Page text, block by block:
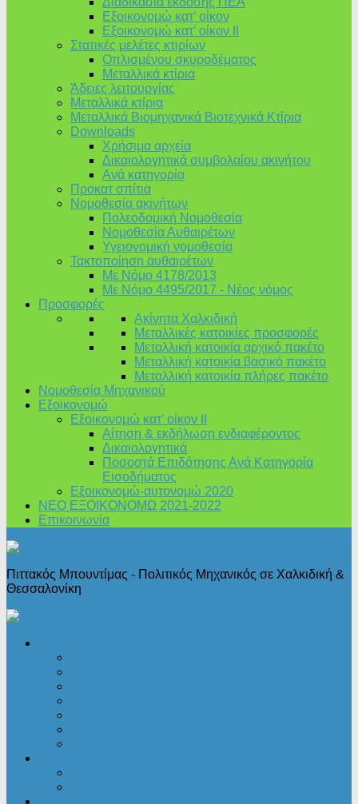
Εξοικονομώ κατ’ οίκoν
Εξοικονομώ κατ’ οίκον II
Στατικές μελέτες κτιρίων
Οπλισμένου σκυροδέματος
Μεταλλικά κτίρια
Άδειες λειτουργίας
Μεταλλικά κτίρια
Μεταλλικά Βιομηχανικά Βιοτεχνικά Κτίρια
Downloads
Χρήσιμα αρχεία
Δικαιολογητικά συμβολαίου ακινήτου
Ανά κατηγορία
Προκατ σπίτια
Νομοθεσία ακινήτων
Πολεοδομική Νομοθεσία
Νομοθεσία Αυθαιρέτων
Υγειονομική νομοθεσία
Τακτοποίηση αυθαιρέτων
Με Νόμο 4178/2013
Με Νόμο 4495/2017 - Νέος νόμος
Προσφορές
Ακίνητα Χαλκιδική
Μεταλλικές κατοικίες προσφορές
Μεταλλική κατοικία αρχικό πακέτο
Μεταλλική κατοικία βασικό πακέτο
Μεταλλική κατοικία πλήρες πακέτο
Νομοθεσία Μηχανικού
Εξοικονομώ
Εξοικονομώ κατ’ οίκον II
Αίτηση & εκδήλωση ενδιαφέροντος
Δικαιολογητικά
Ποσοστά Επιδότησης Ανά Κατηγορία
Εισοδήματος
Εξοικονομώ-αυτονομώ 2020
ΝΕΟ ΕΞΟΙΚΟΝΟΜΩ 2021-2022
Επικοινωνία
Πιττακός Μπουντίμας - Πολιτικός Μηχανικός σε Χαλκιδική &
Θεσσαλονίκη